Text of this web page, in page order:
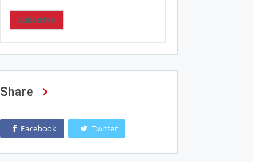
Subscribe
Share
Facebook Twitter